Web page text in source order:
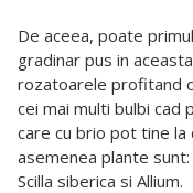
De aceea, poate
gradinar pus in
rozatoarele profitand
cei mai multi bulbi cad
care cu brio pot tine
asemenea plante
Scilla siberica si Allium.